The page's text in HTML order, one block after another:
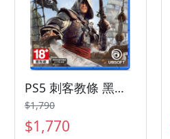
PS5 刺客教條 黑旗 同步重置 中文版
$1,790
$1,770